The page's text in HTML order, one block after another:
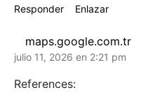
Responder Enlazar
maps.google.com.tr
julio 11, 2026 en 2:21 pm
References: